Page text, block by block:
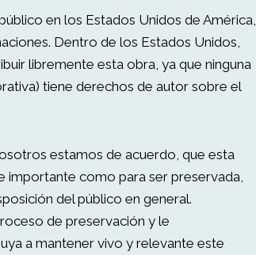
en los Estados Unidos de América,
Dentro de los Estados Unidos,
libremente esta obra, ya que ninguna
tiene derechos de autor sobre el
estamos de acuerdo, que esta
importante como para ser preservada,
del público en general.
de preservación y le
a mantener vivo y relevante este